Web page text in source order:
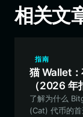
相关文
指南
猫 Wallet
（2026 年
了解为什么
(Cat) 代币的